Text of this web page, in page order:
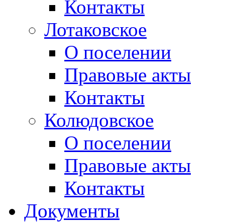
Контакты
Лотаковское
О поселении
Правовые акты
Контакты
Колюдовское
О поселении
Правовые акты
Контакты
Документы